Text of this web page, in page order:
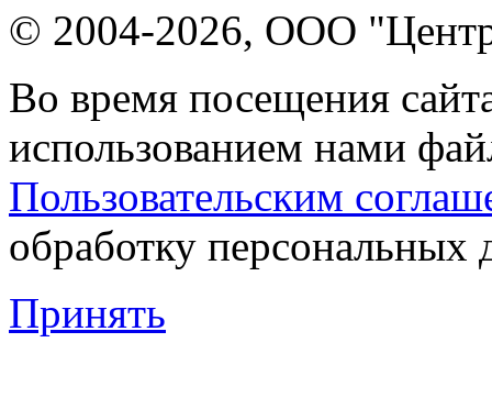
© 2004-2026, ООО "Центр
Во время посещения
использованием нами
Пользовательским
обработку персональных
Принять